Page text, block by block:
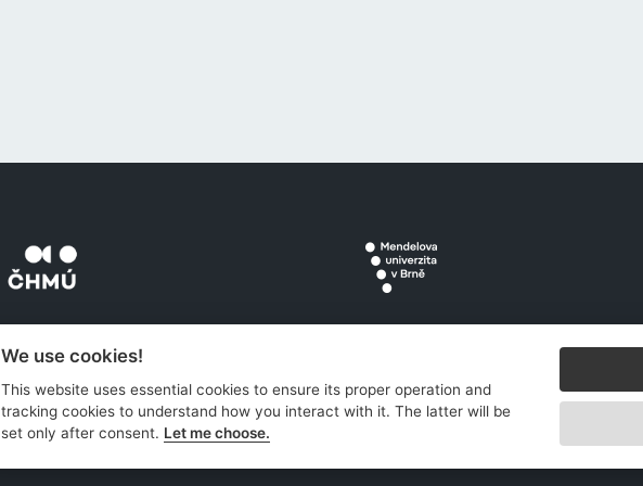
O projektu Prohlášení k souborům
We use cookies!
This website uses essential cookies to ensure its proper operation and
tracking cookies to understand how you interact with it. The latter will be
set only after consent. Let me choose.